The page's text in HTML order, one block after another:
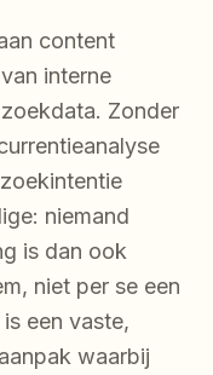
content
interne
Zonder
niemand
is dan ook
niet per se een
een vaste,
waarbij